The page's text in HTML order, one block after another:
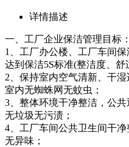
详情描述
一、工厂企业保洁管理目标：
1、工厂办公楼、工厂车间
达到保洁5S标准(整洁度、舒
2、保持室内空气清新、干
室内无蜘蛛网无蚊虫；
3、整体环境干净整洁，公
无垃圾无污渍；
4、工厂车间公共卫生间干净
无异味；